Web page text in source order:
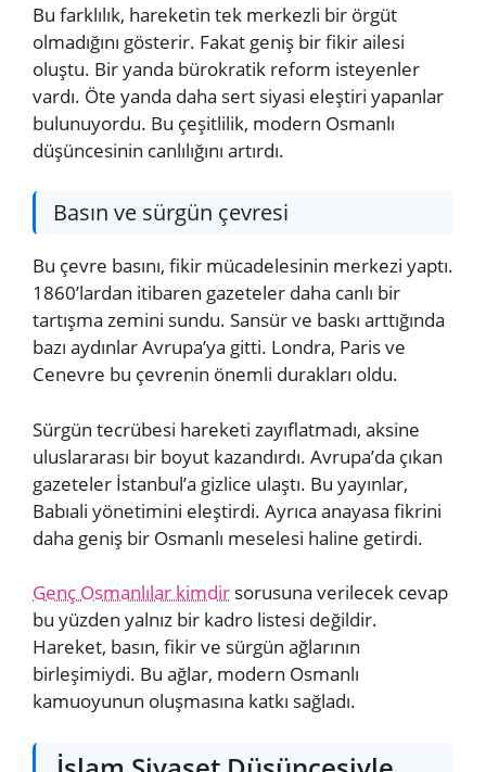
Bu farklılık, hareketin tek merkezli bir örgüt
olmadığını gösterir. Fakat geniş bir fikir ailesi
oluştu. Bir yanda bürokratik reform isteyenler
vardı. Öte yanda daha sert siyasi eleştiri yapanlar
bulunuyordu. Bu çeşitlilik, modern Osmanlı
düşüncesinin canlılığını artırdı.
Basın ve sürgün çevresi
Bu çevre basını, fikir mücadelesinin merkezi yaptı.
1860’lardan itibaren gazeteler daha canlı bir
tartışma zemini sundu. Sansür ve baskı arttığında
bazı aydınlar Avrupa’ya gitti. Londra, Paris ve
Cenevre bu çevrenin önemli durakları oldu.
Sürgün tecrübesi hareketi zayıflatmadı, aksine
uluslararası bir boyut kazandırdı. Avrupa’da çıkan
gazeteler İstanbul’a gizlice ulaştı. Bu yayınlar,
Babıali yönetimini eleştirdi. Ayrıca anayasa fikrini
daha geniş bir Osmanlı meselesi haline getirdi.
Genç Osmanlılar kimdir sorusuna verilecek cevap
bu yüzden yalnız bir kadro listesi değildir.
Hareket, basın, fikir ve sürgün ağlarının
birleşimiydi. Bu ağlar, modern Osmanlı
kamuoyunun oluşmasına katkı sağladı.